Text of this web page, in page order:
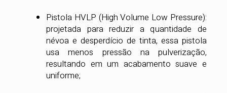
Pistola HVLP (High Volume Low Pressure):
projetada para reduzir a quantidade de
névoa e desperdício de tinta, essa pistola
usa menos pressão na pulverização,
resultando em um acabamento suave e
uniforme;